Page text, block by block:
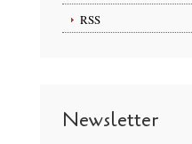
RSS
Newsletter